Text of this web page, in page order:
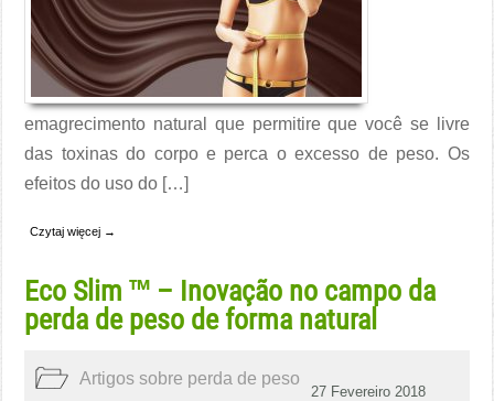
emagrecimento natural que permitire que você se livre
das toxinas do corpo e perca o excesso de peso. Os
efeitos do uso do […]
Czytaj więcej →
Eco Slim ™ – Inovação no campo da
perda de peso de forma natural
Artigos sobre perda de peso
27 Fevereiro 2018